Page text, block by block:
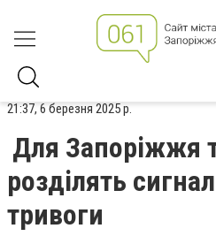
21:37, 6 березня 2025 р.
Для Запоріжжя
розділять
тривоги